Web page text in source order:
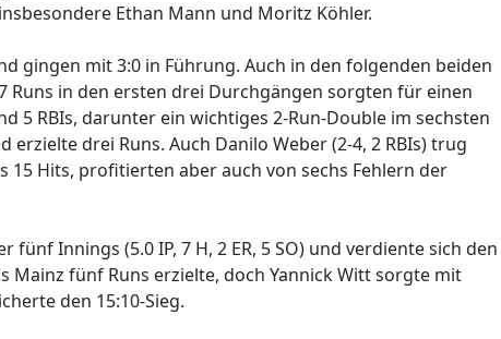
Ethan Mann und Moritz Köhler.
gingen mit 3:0 in Führung. Auch in den folgenden beiden
Runs in den ersten drei Durchgängen sorgten für einen
5 RBIs, darunter ein wichtiges 2-Run-Double im sechsten
drei Runs. Auch Danilo Weber (2-4, 2 RBIs) trug
15 Hits, profitierten aber auch von sechs Fehlern der
Innings (5.0 IP, 7 H, 2 ER, 5 SO) und verdiente sich den
fünf Runs erzielte, doch Yannick Witt sorgte mit
den 15:10-Sieg.